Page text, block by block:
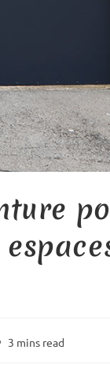
3 mins read